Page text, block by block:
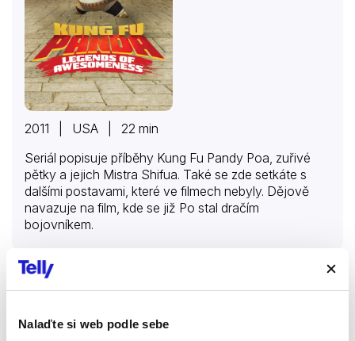
Nalaďte si web podle sebe
2011 | USA | 22 min
Seriál popisuje příběhy Kung Fu Pandy Poa, zuřivé
pětky a jejich Mistra Shifua. Také se zde setkáte s
dalšími postavami, které ve filmech nebyly. Dějově
navazuje na film, kde se již Po stal dračím
bojovníkem.